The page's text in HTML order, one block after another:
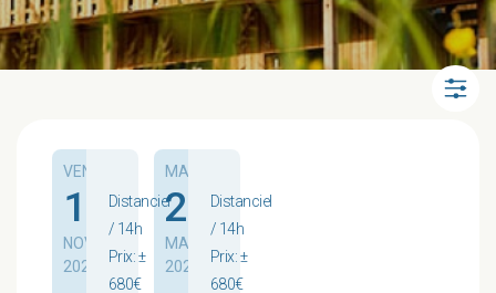
VEN.
13
NOV.
2026
Distanciel
/ 14h
Prix: ±
680€
MAR.
25
MAI
2027
Distanciel
/ 14h
Prix: ±
680€